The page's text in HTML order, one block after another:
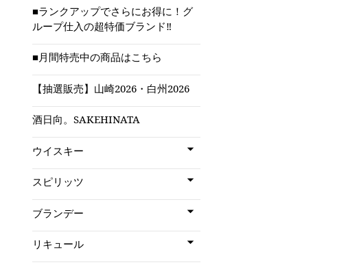
■ランクアップでさらにお得に！グ
ループ仕入の超特価ブランド‼
■月間特売中の商品はこちら
【抽選販売】山崎2026・白州2026
酒日向。SAKEHINATA
ウイスキー
スピリッツ
ブランデー
リキュール